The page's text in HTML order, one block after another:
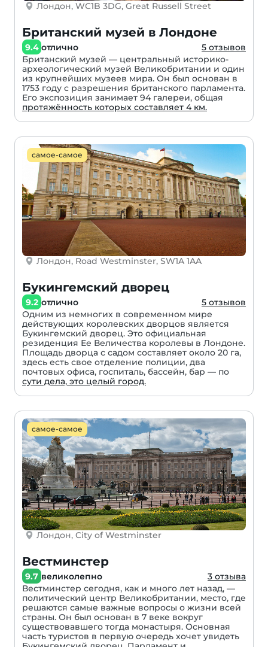
Лондон, WC1B 3DG, Great Russell Street
Британский музей в Лондоне
9.4 отлично
5 отзывов
Британский музей — центральный историко-
археологический музей Великобритании и один
из крупнейших музеев мира. Он был основан в
1753 году с разрешения британского парламента.
Его экспозиция занимает 94 галереи, общая
протяжённость которых составляет 4 км.
самое-самое
Лондон, Road Westminster, SW1A 1AA
Букингемский дворец
9.2 отлично
5 отзывов
Одним из немногих в современном мире
действующих королевских дворцов является
Букингемский дворец. Это официальная
резиденция Ее Величества королевы в Лондоне.
Площадь дворца с садом составляет около 20 га,
здесь есть свое отделение полиции, два
почтовых офиса, госпиталь, бассейн, бар — по
сути дела, это целый город.
самое-самое
Лондон, City of Westminster
Вестминстер
9.7 великолепно
3 отзыва
Вестминстер сегодня, как и много лет назад, —
политический центр Великобритании, место, где
решаются самые важные вопросы о жизни всей
страны. Он был основан в 7 веке вокруг
существовавшего тогда монастыря. Основная
часть туристов в первую очередь хочет увидеть